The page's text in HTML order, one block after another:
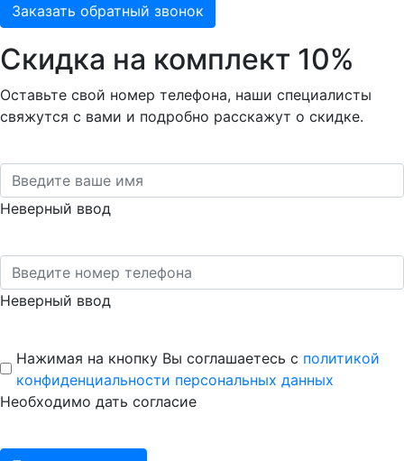
Заказать обратный звонок
Скидка на комплект 10%
Оставьте свой номер телефона, наши специалисты
свяжутся с вами и подробно расскажут о скидке.
Неверный ввод
Неверный ввод
Нажимая на кнопку Вы соглашаетесь с политикой
конфиденциальности персональных данных
Необходимо дать согласие